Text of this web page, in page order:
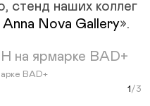
стенд наших коллег
Anna Nova Gallery».
Next Slide
BAD+